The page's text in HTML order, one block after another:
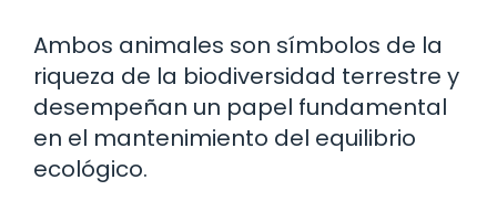
Ambos animales son símbolos de la
riqueza de la biodiversidad terrestre y
desempeñan un papel fundamental
en el mantenimiento del equilibrio
ecológico.